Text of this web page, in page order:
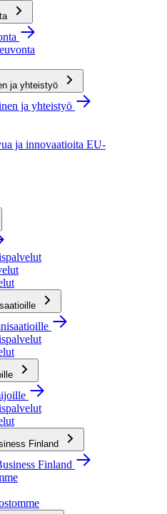
ja yhteistyö
ja yhteistyö
ja innovaatioita EU-
Finland
Finland